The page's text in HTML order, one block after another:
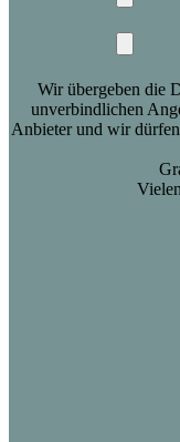
Wir übergeben die
unverbindlichen
Anbieter und wir